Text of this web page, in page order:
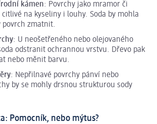
kámen: Povrchy jako mramor či
citlivé na kyseliny i louhy. Soda by mohla
povrch zmatnit.
: U neošetřeného nebo olejovaného
odstranit ochrannou vrstvu. Dřevo pak
nebo měnit barvu.
: Nepřilnavé povrchy pánví nebo
by se mohly drsnou strukturou sody
Pomocník, nebo mýtus?